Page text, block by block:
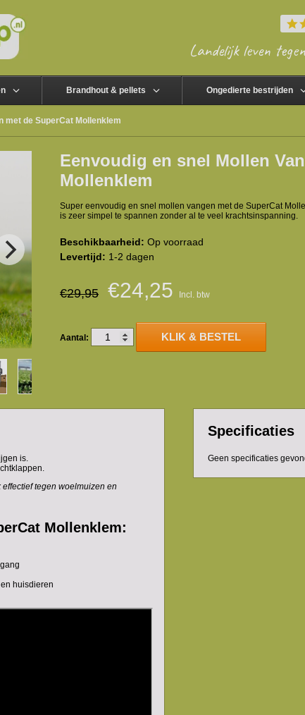
Landelijk leven
Brandhout & pellets Ongedierte bestrijden
met de SuperCat Mollenklem
Eenvoudig en snel Mollen
Mollenklem
Super eenvoudig en snel mollen vangen met de SuperCat
is zeer simpel te spannen zonder al te veel krachtsinspanning.
Beschikbaarheid: Op voorraad
Levertijd: 1-2 dagen
€29,95 €24,25 Incl. btw
Aantal: KLIK & BESTEL
is.
tegen woelmuizen en
Mollenklem:
huisdieren
Specificaties
Geen specificaties